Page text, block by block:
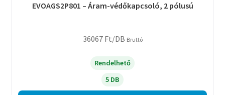
EVOAGS2P801 – Áram-védőkapcsoló, 2 pólusú
36067 Ft/DB Bruttó
Rendelhető
5 DB